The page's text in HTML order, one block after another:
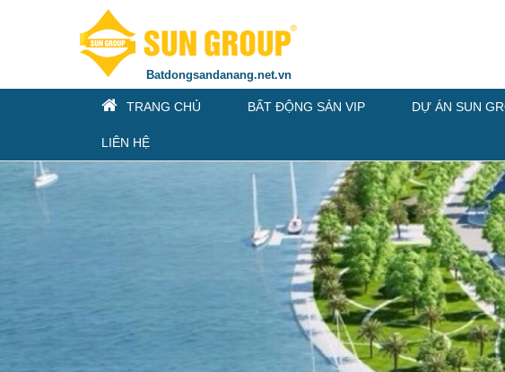
Batdongsandanang.net.vn
TRANG CHỦ BẤT ĐỘNG SẢN VIP DỰ ÁN SUN
LIÊN HỆ